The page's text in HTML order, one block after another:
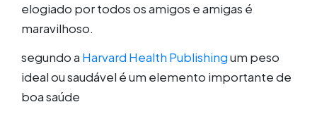
elogiado por todos os amigos e amigas é
maravilhoso.
segundo a Harvard Health Publishingum peso
ideal ou saudável é um elemento importante de
boa saúde